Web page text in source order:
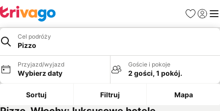
Ulubione
Cel podróży
Pizzo
Przyjazd/wyjazd
Wybierz daty
Goście i pokoje
2 gości, 1 pokój.
Sortuj Filtruj Mapa